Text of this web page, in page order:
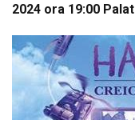
2024 ora 19:00